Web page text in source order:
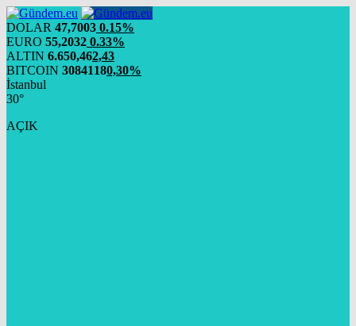
DOLAR 47,7003 0.15%
EURO 55,2032 0.33%
ALTIN 6.650,462,43
BITCOIN 30841180,30%
İstanbul
30°
AÇIK